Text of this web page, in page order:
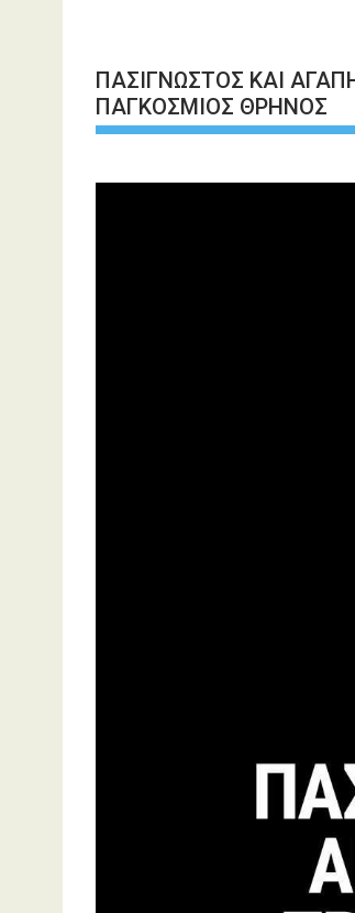
ΠΑΣΙΓΝΩΣΤΟΣ ΚΑΙ
ΠΑΓΚΟΣΜΙΟΣ ΘΡΗΝΟΣ